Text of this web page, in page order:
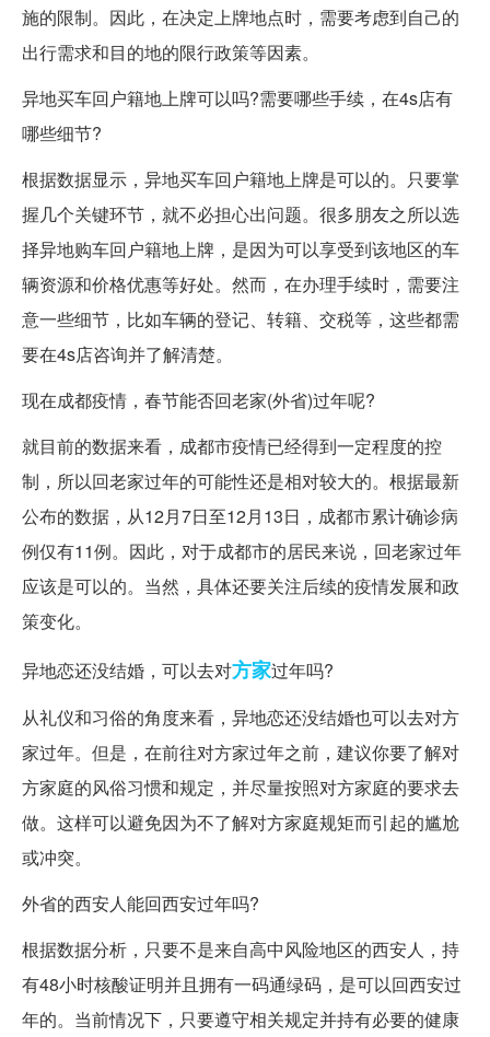
施的限制。因此，在决定上牌地点时，需要考虑到自己的
出行需求和目的地的限行政策等因素。
异地买车回户籍地上牌可以吗?需要哪些手续，在4s店有
哪些细节?
根据数据显示，异地买车回户籍地上牌是可以的。只要掌
握几个关键环节，就不必担心出问题。很多朋友之所以选
择异地购车回户籍地上牌，是因为可以享受到该地区的车
辆资源和价格优惠等好处。然而，在办理手续时，需要注
意一些细节，比如车辆的登记、转籍、交税等，这些都需
要在4s店咨询并了解清楚。
现在成都疫情，春节能否回老家(外省)过年呢?
就目前的数据来看，成都市疫情已经得到一定程度的控
制，所以回老家过年的可能性还是相对较大的。根据最新
公布的数据，从12月7日至12月13日，成都市累计确诊病
例仅有11例。因此，对于成都市的居民来说，回老家过年
应该是可以的。当然，具体还要关注后续的疫情发展和政
策变化。
异地恋还没结婚，可以去对方家过年吗?
从礼仪和习俗的角度来看，异地恋还没结婚也可以去对方
家过年。但是，在前往对方家过年之前，建议你要了解对
方家庭的风俗习惯和规定，并尽量按照对方家庭的要求去
做。这样可以避免因为不了解对方家庭规矩而引起的尴尬
或冲突。
外省的西安人能回西安过年吗?
根据数据分析，只要不是来自高中风险地区的西安人，持
有48小时核酸证明并且拥有一码通绿码，是可以回西安过
年的。当前情况下，只要遵守相关规定并持有必要的健康